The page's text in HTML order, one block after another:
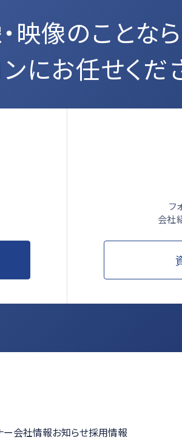
映像のことなら
ンにお任せくだ
フ
会社
ー会社情報お知らせ採用情報